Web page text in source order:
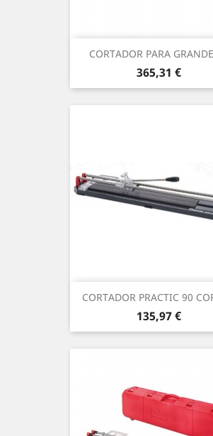
CORTADOR PARA
Precio
365,31 €
CORTADOR PRACTIC 90
Precio
135,97 €